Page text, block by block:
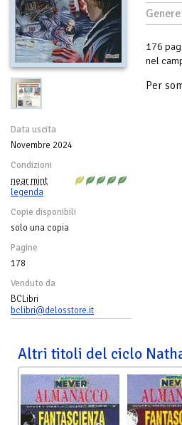
Data uscita
Novembre 2024
Condizioni
near mint
legenda
Copie disponibili
solo una copia
Pagine
178
Venduto da
BCLibri
bclibri@delosstore.it
Genere
176
nel
Per
Altri titoli del ciclo